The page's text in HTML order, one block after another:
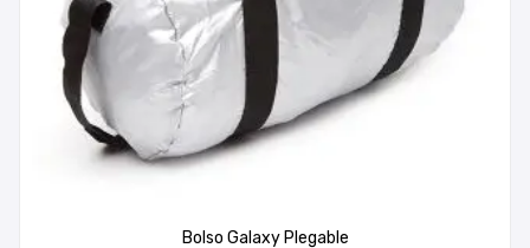
Bolso Galaxy Plegable